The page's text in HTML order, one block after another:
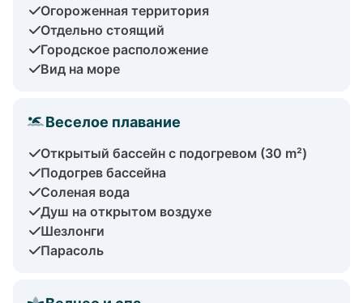
Огороженная территория
Отдельно стоящий
Городское расположение
Вид на море
Веселое плавание
Открытый бассейн с подогревом (30 m²)
Подогрев бассейна
Соленая вода
Душ на открытом воздухе
Шезлонги
Парасоль